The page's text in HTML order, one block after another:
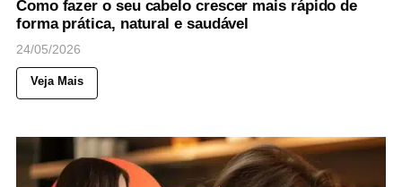
Como fazer o seu cabelo crescer mais rápido de
forma prática, natural e saudável
24/05/2026
Veja Mais